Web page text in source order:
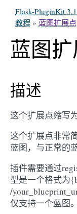
Flask-PluginKit
教程 » 蓝图扩展点
蓝图
描述
这个扩展点缩写为
这个扩展点非常
蓝图，与正常的
插件需要通过
型是一个格式为
/
仅支持一个蓝图。